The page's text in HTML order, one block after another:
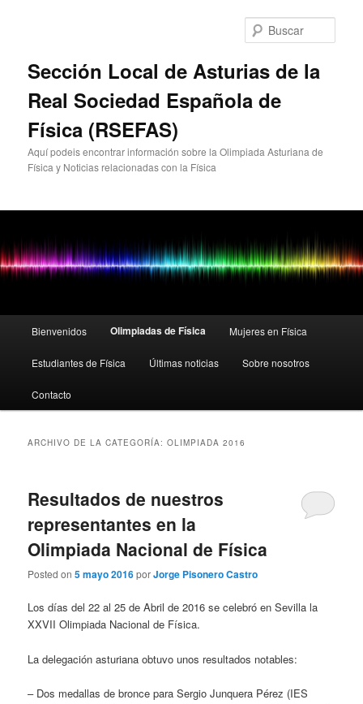
Sección Local de Asturias de la
Real Sociedad Española de
Física (RSEFAS)
Aquí podeis encontrar información sobre la Olimpiada Asturiana de
Física y Noticias relacionadas con la Física
principal
Ir
al
contenido
principal
Ir
al
contenido
secundario
Bienvenidos Olimpiadas de Física Mujeres en Física
Estudiantes de Física Últimas noticias Sobre nosotros
Contacto
ARCHIVO DE LA CATEGORÍA:OLIMPIADA 2016
Resultados de nuestros
representantes en la
Olimpiada Nacional de Física
Posted on5 mayo 2016porJorge Pisonero Castro
Los días del 22 al 25 de Abril de 2016 se celebró en Sevilla la
XXVII Olimpiada Nacional de Física.
La delegación asturiana obtuvo unos resultados notables:
– Dos medallas de bronce para Sergio Junquera Pérez (IES